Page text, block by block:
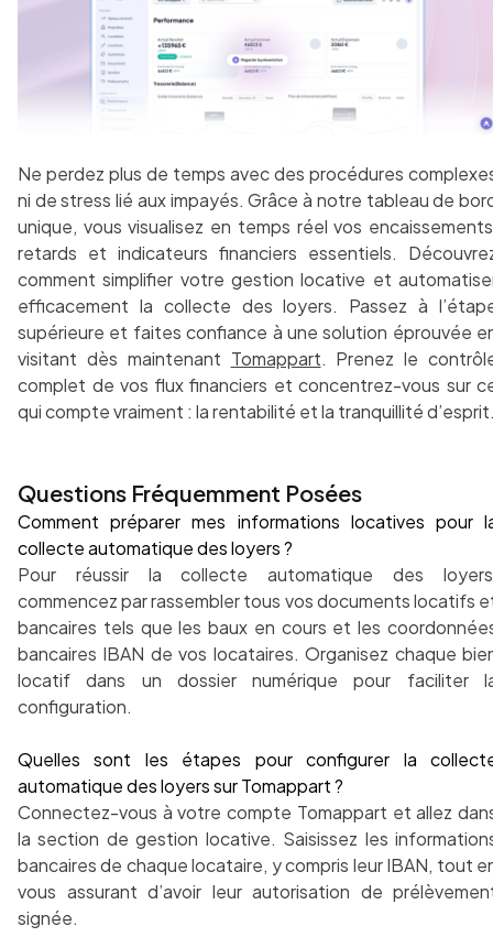
Ne perdez plus de temps avec des procédures
ni de stress lié aux impayés. Grâce à notre tableau de
unique, vous visualisez en temps réel vos
retards et indicateurs financiers essentiels.
comment simplifier votre gestion locative et
efficacement la collecte des loyers. Passez à
supérieure et faites confiance à une solution éprouvée
visitant dès maintenant Tomappart. Prenez le
complet de vos flux financiers et concentrez-vous sur
qui compte vraiment : la rentabilité et la tranquillité
Questions Fréquemment Posées
Comment préparer mes informations locatives pour
collecte automatique des loyers ?
Pour réussir la collecte automatique des
commencez par rassembler tous vos documents locatifs
bancaires tels que les baux en cours et les
bancaires IBAN de vos locataires. Organisez chaque
locatif dans un dossier numérique pour faciliter
configuration.
Quelles sont les étapes pour configurer la
automatique des loyers sur Tomappart ?
Connectez-vous à votre compte Tomappart et allez
la section de gestion locative. Saisissez les
bancaires de chaque locataire, y compris leur IBAN, tout
vous assurant d’avoir leur autorisation de
signée.